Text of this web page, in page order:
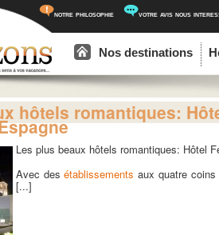
notre philosophie votre avis nous
Aller au contenu principal
Aller au contenu secondaire
Nos destinations
hôtels romantiques:
Les plus beaux hôtels romantiques: Hôtel
Avec desétablissements aux quatre
[...]